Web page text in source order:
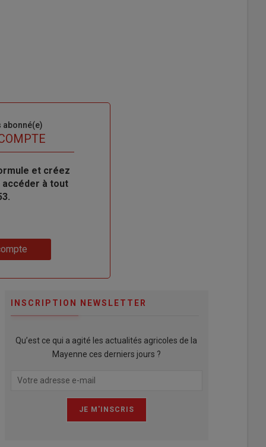
abonné(e)
et créez
à tout
INSCRIPTION NEWSLETTER
Qu’est ce qui a agité les actualités agricoles de la
Mayenne ces derniers jours ?